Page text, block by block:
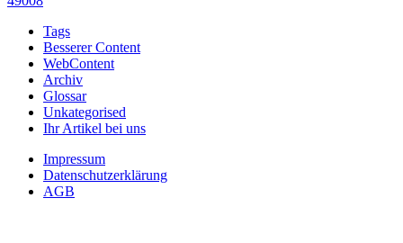
Tags
Besserer Content
WebContent
Archiv
Glossar
Unkategorised
Ihr Artikel bei uns
Impressum
Datenschutzerklärung
AGB